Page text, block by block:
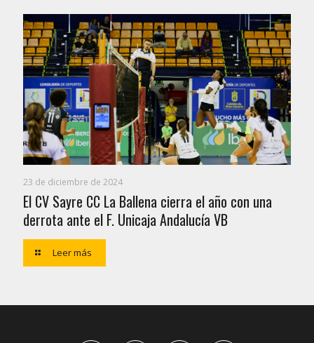
23 de diciembre de 2024
El CV Sayre CC La Ballena cierra el año con una
derrota ante el F. Unicaja Andalucía VB
Leer más